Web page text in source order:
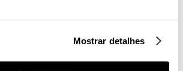
Mostrar detalhes